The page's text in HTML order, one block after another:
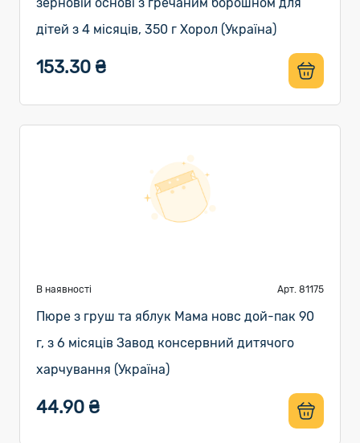
дітей з 4 місяців, 350 г Хорол (Україна)
153.30 ₴
В наявності Арт. 81175
Пюре з груш та яблук Мама новс дой-пак 90
г, з 6 місяців Завод консервний дитячого
харчування (Україна)
44.90 ₴